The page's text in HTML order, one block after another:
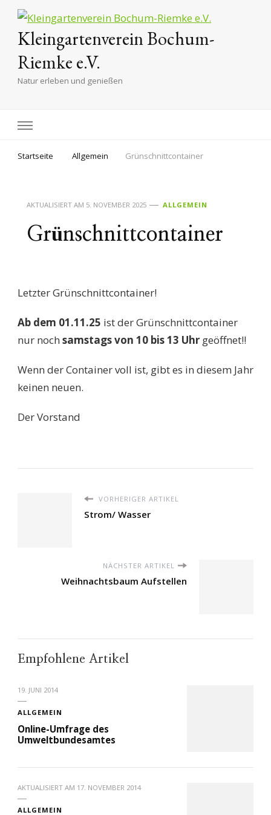
Kleingartenverein Bochum-
Riemke e.V.
Natur erleben und genießen
Startseite Allgemein Grünschnittcontainer
AKTUALISIERT AM 5. NOVEMBER 2025 ALLGEMEIN
Grünschnittcontainer
Letzter Grünschnittcontainer!
Ab dem 01.11.25 ist der Grünschnittcontainer
nur noch samstags von 10 bis 13 Uhr geöffnet!!
Wenn der Container voll ist, gibt es in diesem Jahr
keinen neuen.
Der Vorstand
VORHERIGER ARTIKEL
Strom/ Wasser
NÄCHSTER ARTIKEL
Weihnachtsbaum Aufstellen
Empfohlene Artikel
19. JUNI 2014
ALLGEMEIN
Online-Umfrage des
Umweltbundesamtes
AKTUALISIERT AM 17. NOVEMBER 2014
ALLGEMEIN